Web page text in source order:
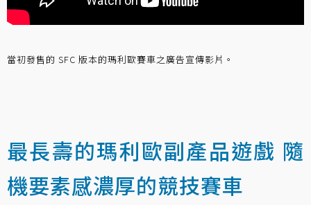
當初發售的 SFC 版本的瑪利歐賽車之廣告宣傳影片。
最長壽的瑪利歐副產品遊戲 隨
機要素感濃厚的競技賽車